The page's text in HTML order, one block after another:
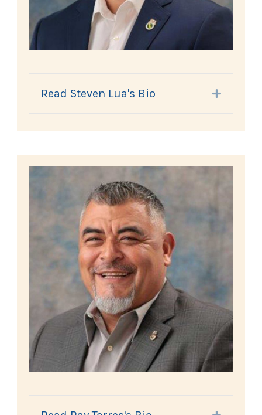
Read Steven Lua's Bio Expand